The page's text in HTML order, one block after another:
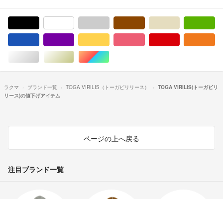
シルバー/銀色系ゴールド/金色系マルチカラー
ラクマ ブランド一覧 TOGA VIRILIS（トーガビリリース）
TOGA VIRILIS(トーガビリ
リース)の値下げアイテム
ページの上へ戻る
注目ブランド一覧